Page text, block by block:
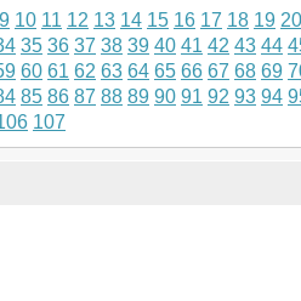
9 10 11 12 13 14 15 16 17 18 19 20
35 36 37 38 39 40 41 42 43 44
60 61 62 63 64 65 66 67 68 69
85 86 87 88 89 90 91 92 93 94
107